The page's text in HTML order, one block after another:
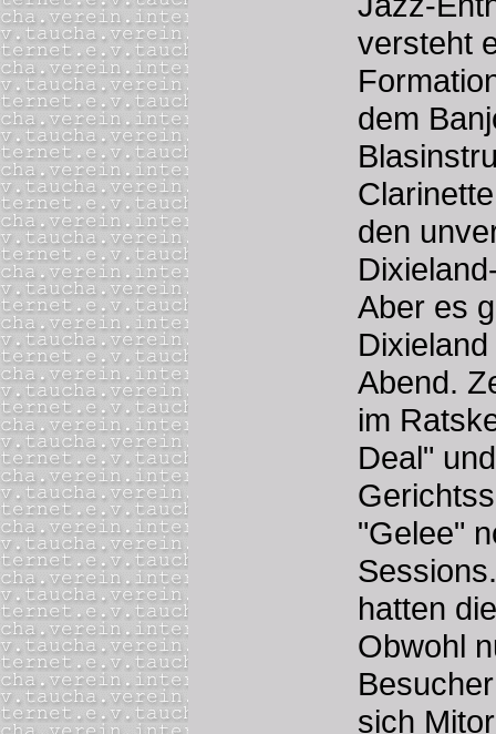
versteht
dem
den
Aber es
Abend.
im
Deal"
"Gelee"
hatten
Obwohl
sich